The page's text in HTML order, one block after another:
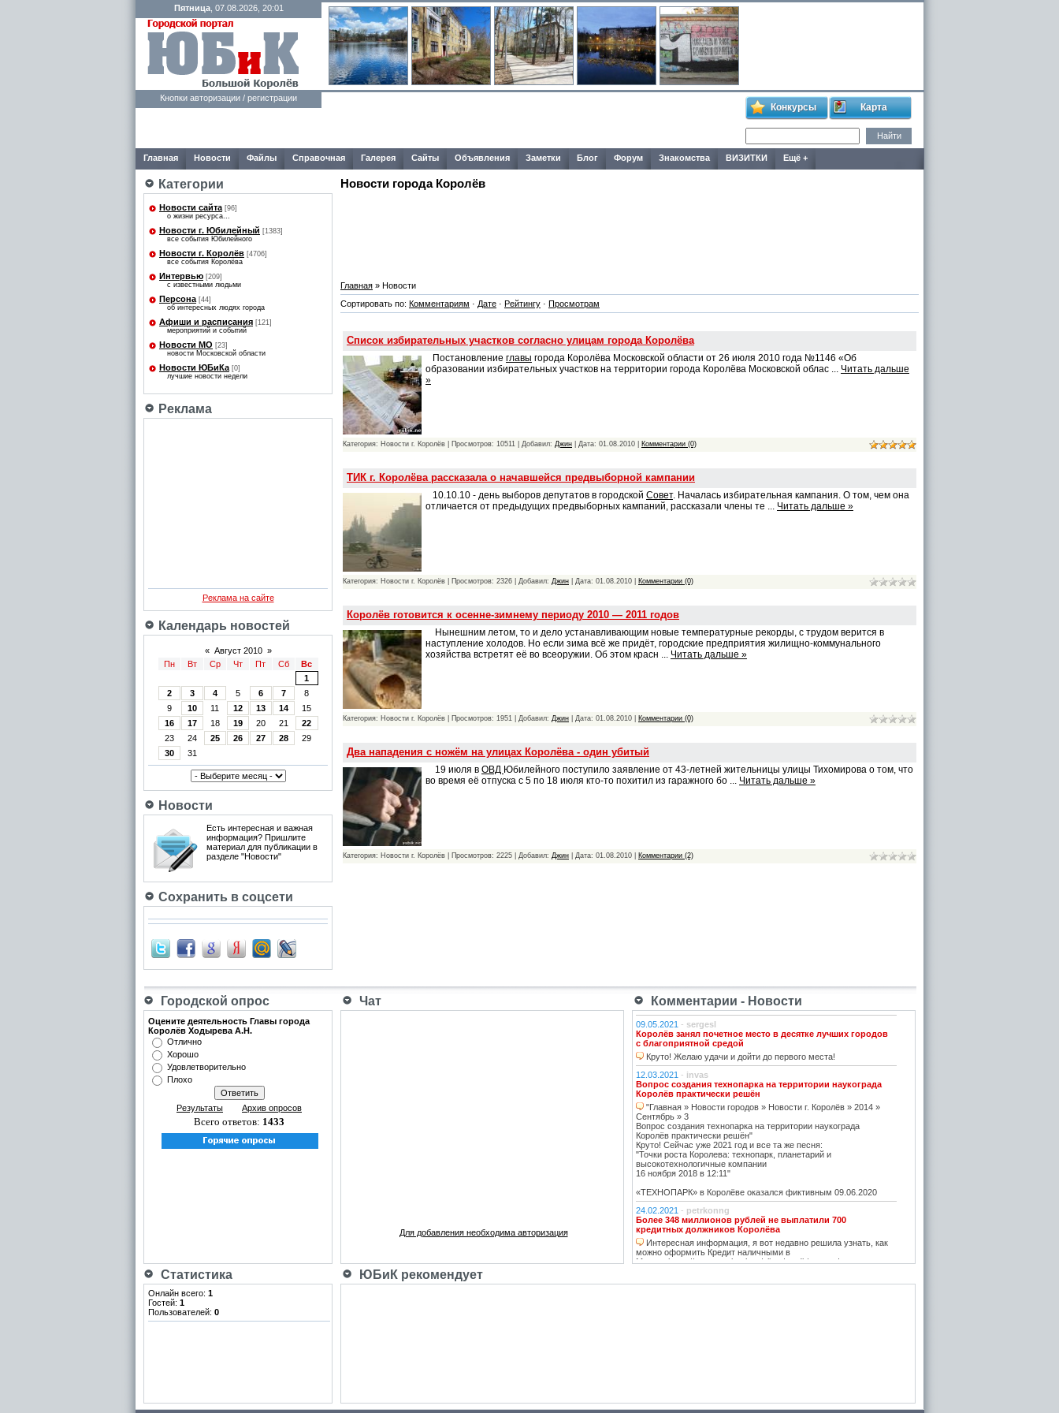
Пятница, 07.08.2026, 20:01
Кнопки авторизации / регистрации
Конкурсы Карта
Главная Новости Файлы Справочная Галерея Сайты Объявления Заметки Блог Форум Знакомства ВИЗИТКИ Ещё +
Категории
Новости сайта [96]
о жизни ресурса...
Новости г. Юбилейный [1383]
все события Юбилейного
Новости г. Королёв [4706]
все события Королёва
Интервью [209]
с известными людьми
Персона [44]
об интересных людях города
Афиши и расписания [121]
мероприятий и событий
Новости МО [23]
новости Московской области
Новости ЮБиКа [0]
лучшие новости недели
Реклама
Реклама на сайте
Календарь новостей
« Август 2010 »
Пн
Вт Ср Чт Пт Сб
Вс
1
2
3 4 5 6 7
8
9
10 11 12 13 14
15
16
17 18 19 20 21
22
23
24 25 26 27 28
29
30
31
Новости
Есть интересная и важная
информация? Пришлите
материал для публикации в
разделе "Новости"
Сохранить в соцсети
Новости города Королёв
Главная » Новости
Сортировать по: Комментариям · Дате · Рейтингу · Просмотрам
Список избирательных участков согласно улицам города Королёва
Постановление главы города Королёва Московской области от 26 июля 2010 года №1146 «Об
образовании избирательных участков на территории города Королёва Московской облас ... Читать дальше
»
Категория: Новости г. Королёв | Просмотров: 10511 | Добавил: Джин | Дата: 01.08.2010 Комментарии (0)
ТИК г. Королёва рассказала о начавшейся предвыборной кампании
10.10.10 - день выборов депутатов в городской Совет. Началась избирательная кампания. О том, чем она
отличается от предыдущих предвыборных кампаний, рассказали члены те ... Читать дальше »
Категория: Новости г. Королёв | Просмотров: 2326 | Добавил: Джин | Дата: 01.08.2010 Комментарии (0)
Королёв готовится к осенне-зимнему периоду 2010 — 2011 годов
Нынешним летом, то и дело устанавливающим новые температурные рекорды, с трудом верится в
наступление холодов. Но если зима всё же придёт, городские предприятия жилищно-коммунального
хозяйства встретят её во всеоружии. Об этом красн ... Читать дальше »
Категория: Новости г. Королёв | Просмотров: 1951 | Добавил: Джин | Дата: 01.08.2010 Комментарии (0)
Два нападения с ножём на улицах Королёва - один убитый
19 июля в ОВД Юбилейного поступило заявление от 43-летней жительницы улицы Тихомирова о том, что
во время её отпуска с 5 по 18 июля кто-то похитил из гаражного бо ... Читать дальше »
Категория: Новости г. Королёв | Просмотров: 2225 | Добавил: Джин | Дата: 01.08.2010 Комментарии (2)
Городской опрос Чат Комментарии - Новости
Оцените деятельность Главы города
Королёв Ходырева А.Н.
Отлично
Хорошо
Удовлетворительно
Плохо
Результаты Архив опросов
Всего ответов: 1433
Для добавления необходима авторизация
09.05.2021 - sergesl
Королёв занял почетное место в десятке лучших городов
с благоприятной средой
Круто! Желаю удачи и дойти до первого места!
12.03.2021 - invas
Вопрос создания технопарка на территории наукограда
Королёв практически решён
"Главная » Новости городов » Новости г. Королёв » 2014 »
Сентябрь » 3
Вопрос создания технопарка на территории наукограда
Королёв практически решён"
Круто! Сейчас уже 2021 год и все та же песня:
"Точки роста Королева: технопарк, планетарий и
высокотехнологичные компании
16 ноября 2018 в 12:11"
«ТЕХНОПАРК» в Королёве оказался фиктивным 09.06.2020
24.02.2021 - petrkonng
Более 348 миллионов рублей не выплатили 700
кредитных должников Королёва
Интересная информация, я вот недавно решила узнать, как
можно оформить Кредит наличными в
Москве https://www.vostbank.ru/client/credit/ тут информацию в
Статистика ЮБиК рекомендует
Онлайн всего: 1
Гостей: 1
Пользователей: 0